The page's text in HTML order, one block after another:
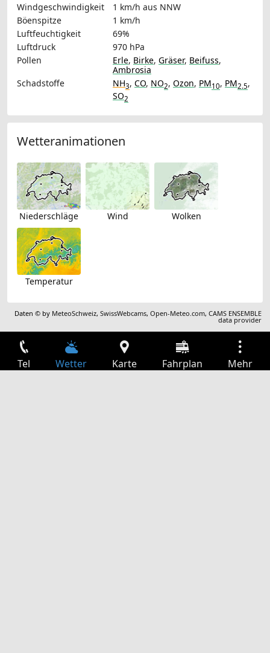
Windgeschwindigkeit
1 km/h aus NNW
Böenspitze
1 km/h
Luftfeuchtigkeit
69%
Luftdruck
970 hPa
Pollen
Erle, Birke, Gräser, Beifuss,
Ambrosia
Schadstoffe
NH3, CO, NO2, Ozon, PM10, PM2.5,
SO2
Wetteranimationen
Niederschläge Wind Wolken
Temperatur
Daten © by MeteoSchweiz,SwissWebcams,Open-Meteo.com,CAMS ENSEMBLE
data provider
Tel Wetter Karte Fahrplan Mehr